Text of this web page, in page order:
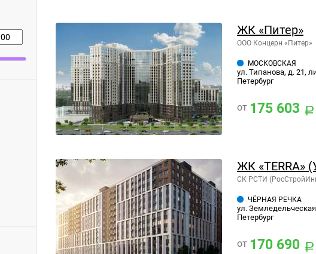
ЖК «Питер»
ООО Концерн «Питер»
МОСКОВСКАЯ
ул. Типанова, д. 21,
Петербург
от 175 603
ЖК «TERRA»
СК РСТИ
ЧЁРНАЯ РЕЧКА
ул.
Петербург
от 170 690